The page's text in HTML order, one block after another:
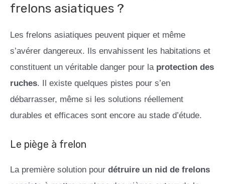
frelons asiatiques ?
Les frelons asiatiques peuvent piquer et même
s’avérer dangereux. Ils envahissent les habitations et
constituent un véritable danger pour la protection des
ruches. Il existe quelques pistes pour s’en
débarrasser, même si les solutions réellement
durables et efficaces sont encore au stade d’étude.
Le piège à frelon
La première solution pour détruire un nid de frelons